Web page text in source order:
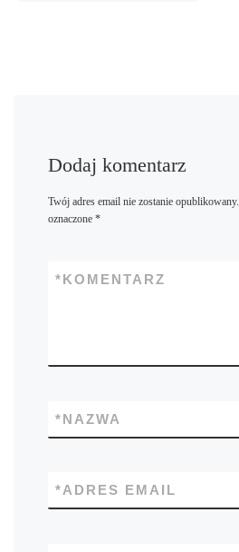
Dodaj komentarz
Twój adres email nie zostanie opublikowany.
oznaczone *
KOMENTARZ
*
NAZWA
*
ADRES EMAIL
*